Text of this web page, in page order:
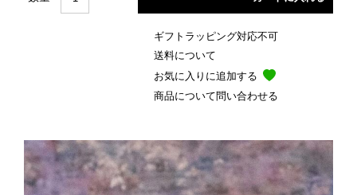
ギフトラッピング対応不可
送料について
お気に入りに追加する
商品について問い合わせる